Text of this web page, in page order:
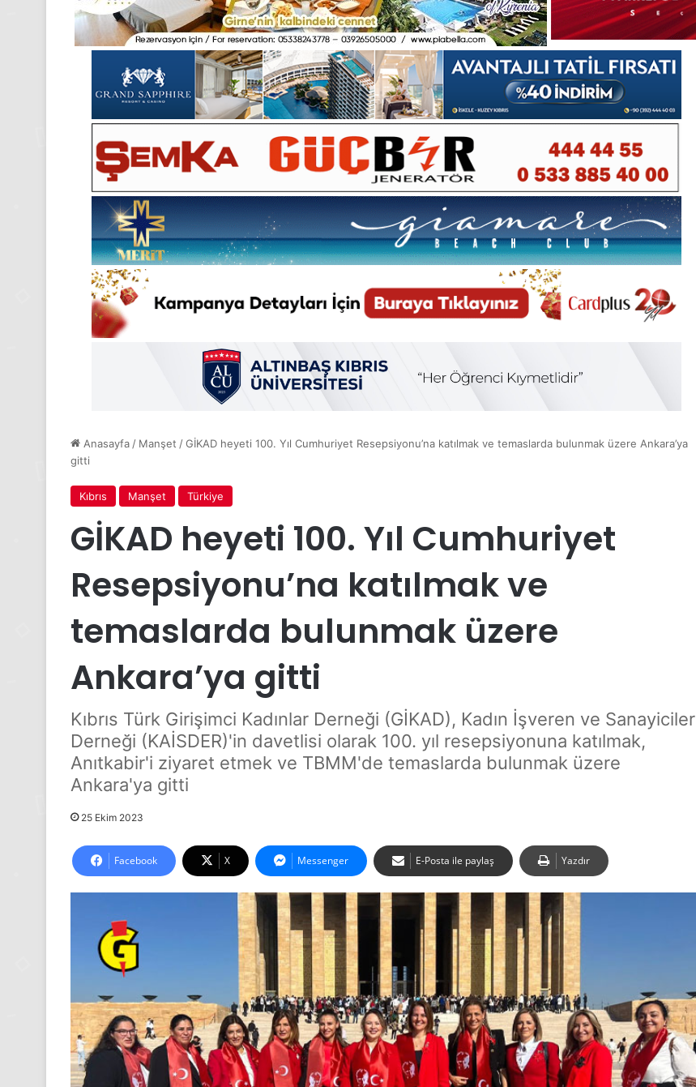
Anasayfa/ Manşet /GİKAD heyeti 100. Yıl Cumhuriyet Resepsiyonu’na katılmak ve temaslarda bulunmak üzere Ankara’ya
gitti
Kıbrıs Manşet Türkiye
GİKAD heyeti 100. Yıl Cumhuriyet
Resepsiyonu’na katılmak ve
temaslarda bulunmak üzere
Ankara’ya gitti
Kıbrıs Türk Girişimci Kadınlar Derneği (GİKAD), Kadın İşveren ve Sanayiciler
Derneği (KAİSDER)'in davetlisi olarak 100. yıl resepsiyonuna katılmak,
Anıtkabir'i ziyaret etmek ve TBMM'de temaslarda bulunmak üzere
Ankara'ya gitti
25 Ekim 2023
Facebook X Messenger E-Posta ile paylaş Yazdır